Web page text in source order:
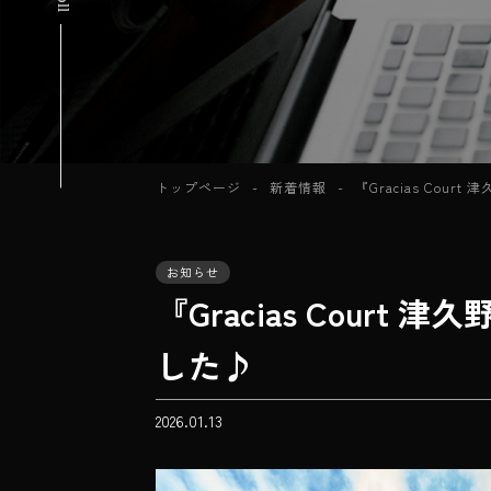
トップページ 新着情報 『Gracias Court 津
お知らせ
『Gracias Court 津
した♪
2026.01.13